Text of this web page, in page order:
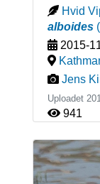
Hvid
alboides(
2015-
Jens
Uploadet
941